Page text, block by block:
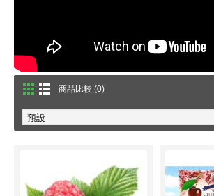
商品比較 (0)